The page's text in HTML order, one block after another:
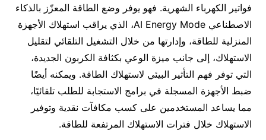
فواتير الكهرباء الشهرية. فهو يوفر وضع الطاقة المعزّز بالذكاء
الاصطناعي AI Energy Mode، الذي يراقب استهلاك الأجهزة
المنزلية للطاقة، وإدارتها من خلال التشغيل التلقائي لتقليل
الاستهلاك، إلى جانب ميزة الوعي بكثافة الكربون الجديدة،
التي توفر فهم التأثير البيئي لاستهلاك الطاقة. ويمكنه أيضًا
ضبط الأجهزة المسجلة في برامج الاستجابة للطلب تلقائيًا،
مما يساعد المستخدمين على كسب مكافآت نقدية وتوفير
الاستهلاك خلال فترات الاستهلاك المرتفعة للطاقة.